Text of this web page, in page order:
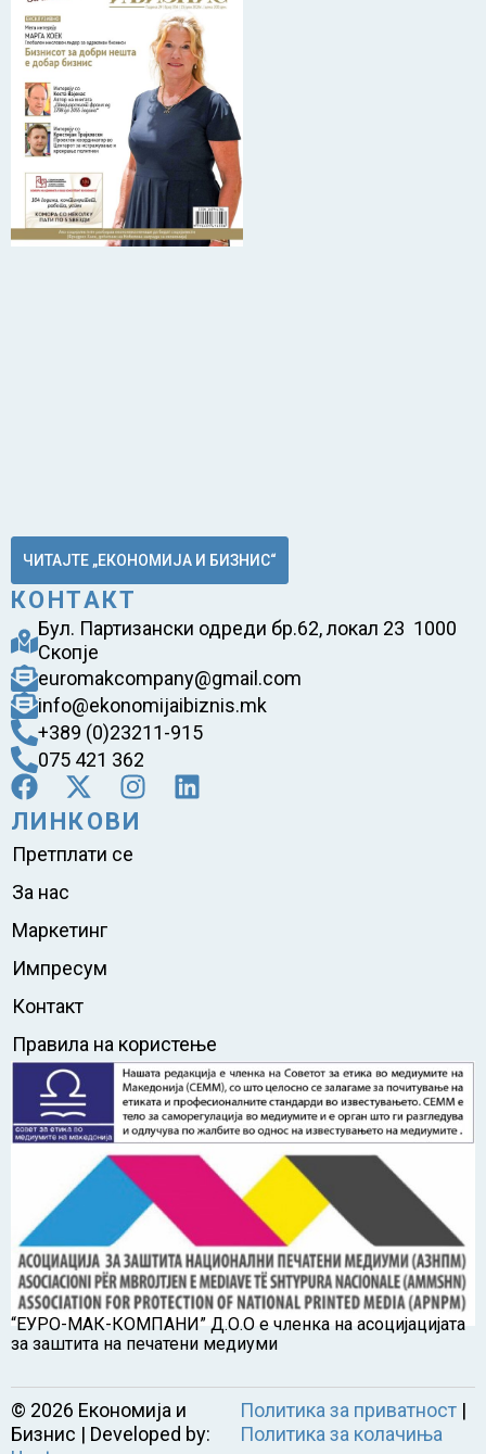
ЧИТАЈТЕ „ЕКОНОМИЈА И БИЗНИС“
КОНТАКТ
Бул. Партизански одреди бр.62, локал 23 1000
Скопје
euromakcompany@gmail.com
info@ekonomijaibiznis.mk
+389 (0)23211-915
075 421 362
ЛИНКОВИ
Претплати се
За нас
Маркетинг
Импресум
Контакт
Правила на користење
“ЕУРО-МАК-КОМПАНИ” Д.О.О е членка на асоцијацијата
за заштита на печатени медиуми
© 2026 Економија и
Бизнис | Developed by:
Политика за приватност|
Политика за колачиња